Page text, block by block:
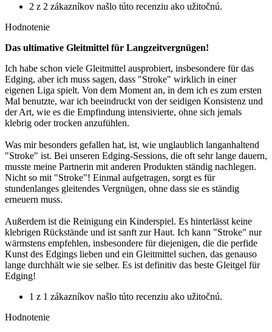
2 z 2 zákazníkov našlo túto recenziu ako užitočnú.
Hodnotenie
Das ultimative Gleitmittel für Langzeitvergnügen!
Ich habe schon viele Gleitmittel ausprobiert, insbesondere für das
Edging, aber ich muss sagen, dass "Stroke" wirklich in einer
eigenen Liga spielt. Von dem Moment an, in dem ich es zum ersten
Mal benutzte, war ich beeindruckt von der seidigen Konsistenz und
der Art, wie es die Empfindung intensivierte, ohne sich jemals
klebrig oder trocken anzufühlen.
Was mir besonders gefallen hat, ist, wie unglaublich langanhaltend
"Stroke" ist. Bei unseren Edging-Sessions, die oft sehr lange dauern,
musste meine Partnerin mit anderen Produkten ständig nachlegen.
Nicht so mit "Stroke"! Einmal aufgetragen, sorgt es für
stundenlanges gleitendes Vergnügen, ohne dass sie es ständig
erneuern muss.
Außerdem ist die Reinigung ein Kinderspiel. Es hinterlässt keine
klebrigen Rückstände und ist sanft zur Haut. Ich kann "Stroke" nur
wärmstens empfehlen, insbesondere für diejenigen, die die perfide
Kunst des Edgings lieben und ein Gleitmittel suchen, das genauso
lange durchhält wie sie selber. Es ist definitiv das beste Gleitgel für
Edging!
1 z 1 zákazníkov našlo túto recenziu ako užitočnú.
Hodnotenie